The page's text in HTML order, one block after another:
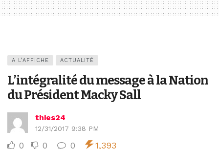
A L’AFFICHE ACTUALITÉ
L’intégralité du message à la Nation
du Président Macky Sall
thies24
12/31/2017 9:38 PM
0 0 0 1,393